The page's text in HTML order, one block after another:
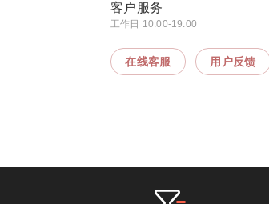
客户服务
工作日 10:00-19:00
在线客服 用户反馈